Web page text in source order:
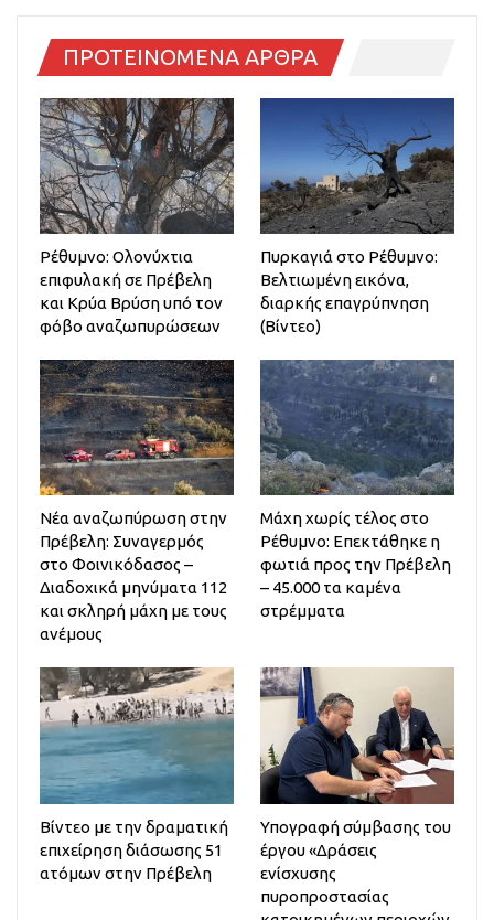
ΠΡΟΤΕΙΝΟΜΕΝΑ ΑΡΘΡΑ
Ρέθυμνο: Ολονύχτια
επιφυλακή σε Πρέβελη
και Κρύα Βρύση υπό τον
φόβο αναζωπυρώσεων
Πυρκαγιά στο Ρέθυμνο:
Βελτιωμένη εικόνα,
διαρκής επαγρύπνηση
(Βίντεο)
Νέα αναζωπύρωση στην
Πρέβελη: Συναγερμός
στο Φοινικόδασος –
Διαδοχικά μηνύματα 112
και σκληρή μάχη με τους
ανέμους
Μάχη χωρίς τέλος στο
Ρέθυμνο: Επεκτάθηκε η
φωτιά προς την Πρέβελη
– 45.000 τα καμένα
στρέμματα
Βίντεο με την δραματική
επιχείρηση διάσωσης 51
ατόμων στην Πρέβελη
Υπογραφή σύμβασης του
έργου «Δράσεις
ενίσχυσης
πυροπροστασίας